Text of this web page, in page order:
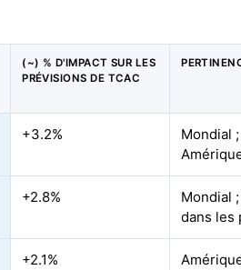
(~) % D'IMPACT SUR LES
PRÉVISIONS DE TCAC
+3.2%
Mondial
+2.8%
Mondial
dans les
+2.1%